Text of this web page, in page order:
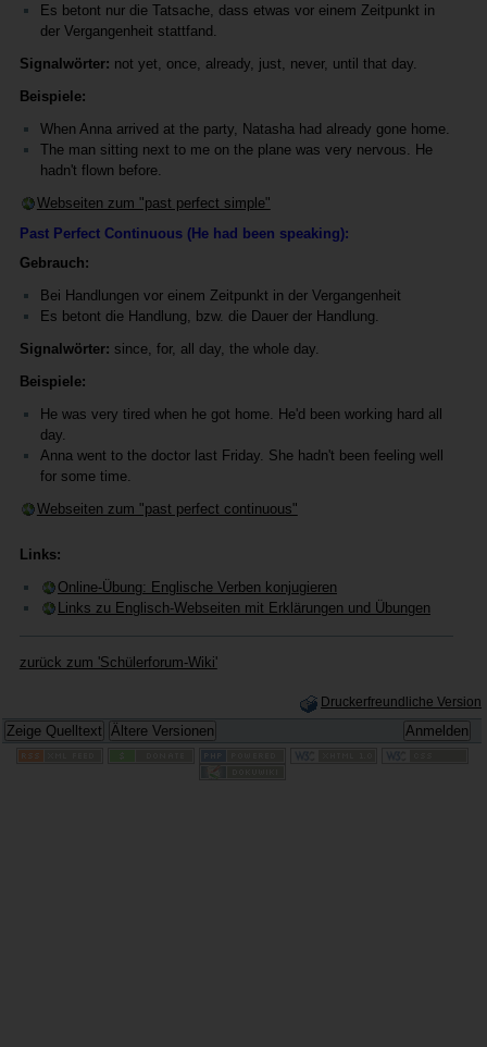
Es betont nur die Tatsache, dass etwas vor einem Zeitpunkt in
der Vergangenheit stattfand.
Signalwörter: not yet, once, already, just, never, until that day.
Beispiele:
When Anna arrived at the party, Natasha had already gone home.
The man sitting next to me on the plane was very nervous. He
hadn't flown before.
Webseiten zum "past perfect simple"
Past Perfect Continuous (He had been speaking):
Gebrauch:
Bei Handlungen vor einem Zeitpunkt in der Vergangenheit
Es betont die Handlung, bzw. die Dauer der Handlung.
Signalwörter: since, for, all day, the whole day.
Beispiele:
He was very tired when he got home. He'd been working hard all
day.
Anna went to the doctor last Friday. She hadn't been feeling well
for some time.
Webseiten zum "past perfect continuous"
Links:
Online-Übung: Englische Verben konjugieren
Links zu Englisch-Webseiten mit Erklärungen und Übungen
zurück zum 'Schülerforum-Wiki'
Druckerfreundliche Version
Zeige Quelltext Ältere Versionen Anmelden